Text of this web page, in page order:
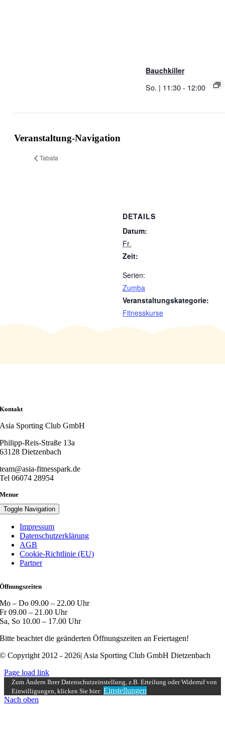
Bauchkiller
So. | 11:30- 12:00
Veranstaltung-Navigation
Tabata
DETAILS
Datum:
Fr.
Zeit:
Serien:
Zumba
Veranstaltungskategorie:
Fitnesskurse
Kontakt
Asia Sporting Club GmbH
Philipp-Reis-Straße 13a
63128 Dietzenbach
team@asia-fitnesspark.de
Tel 06074 28954
Menue
Toggle Navigation
Impressum
Datenschutzerklärung
AGB
Cookie-Richtlinie (EU)
Partner
Öffnungszeiten
Mo – Do 09.00 – 22.00 Uhr
Fr 09.00 – 21.00 Uhr
Sa, So 10.00 – 17.00 Uhr
Bitte beachtet die geänderten Öffnungszeiten an Feiertagen!
© Copyright 2012 - 2026| Asia Sporting Club GmbH Dietzenbach
Page load link
Zum Ändern Ihrer Datenschutzeinstellung, z.B. Erteilung oder Widerruf von
Einwilligungen, klicken Sie hier: Einstellungen
Nach oben